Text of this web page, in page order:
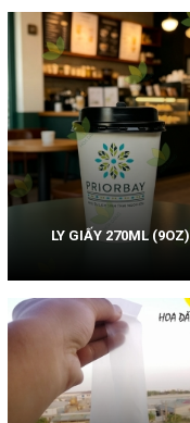
LY GIẤY 270ML (9OZ)